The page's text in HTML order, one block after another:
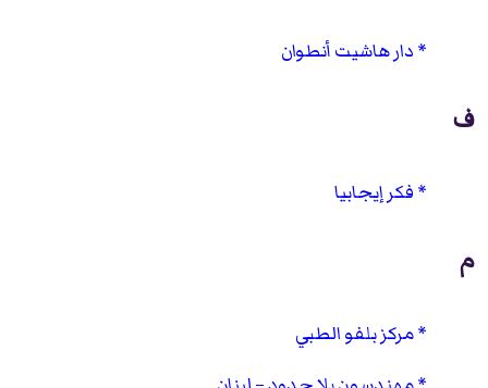
دار هاشيت أنطوان
ف
فكر إيجابيا
م
مركز بلفو الطبي